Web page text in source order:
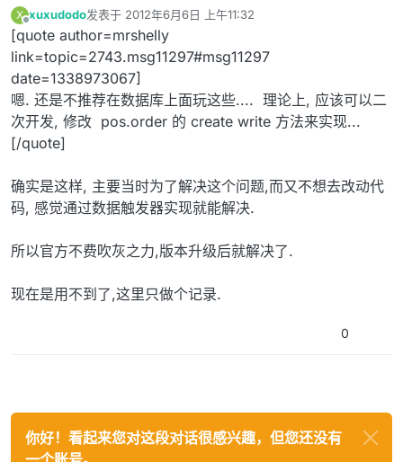
X
离线
xuxudodo发表于 2012年6月6日 上午11:32
最后由 编辑
[quote author=mrshelly
link=topic=2743.msg11297#msg11297
date=1338973067]
嗯. 还是不推荐在数据库上面玩这些.... 理论上, 应该可以二
次开发, 修改 pos.order 的 create write 方法来实现...
[/quote]
确实是这样, 主要当时为了解决这个问题,而又不想去改动代
码, 感觉通过数据触发器实现就能解决.
所以官方不费吹灰之力,版本升级后就解决了.
现在是用不到了,这里只做个记录.
0
你好！看起来您对这段对话很感兴趣，但您还没有